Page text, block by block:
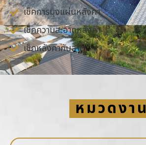
เช็คการมุงแผ่นหลังคา
เช็คความสะอาดหลังคา
เช็คหลังคากันสาด
หมวดงาน